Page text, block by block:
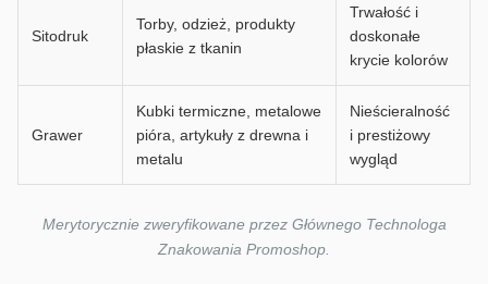
Sitodruk
Torby, odzież, produkty
płaskie z tkanin
Trwałość i
doskonałe
krycie kolorów
Grawer
Kubki termiczne, metalowe
pióra, artykuły z drewna i
metalu
Nieścieralność
i prestiżowy
wygląd
Merytorycznie zweryfikowane przez Głównego Technologa
Znakowania Promoshop.